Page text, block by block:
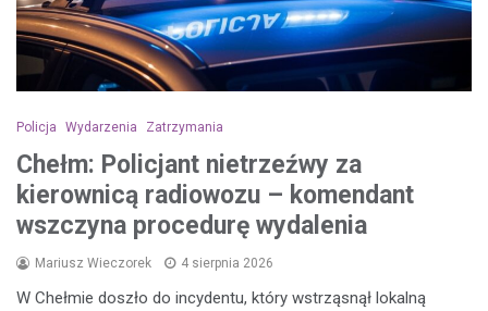
Policja Wydarzenia Zatrzymania
Chełm: Policjant nietrzeźwy za
kierownicą radiowozu – komendant
wszczyna procedurę wydalenia
Mariusz Wieczorek 4 sierpnia 2026
W Chełmie doszło do incydentu, który wstrząsnął lokalną